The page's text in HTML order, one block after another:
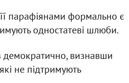
парафіянами формально є
одностатеві шлюби.
демократично, визнавши
не підтримують